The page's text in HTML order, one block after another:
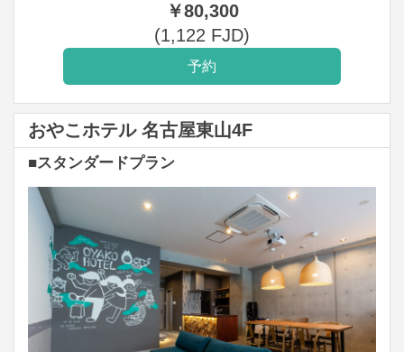
￥80,300
(1,122 FJD)
おやこホテル 名古屋東山4F
■スタンダードプラン